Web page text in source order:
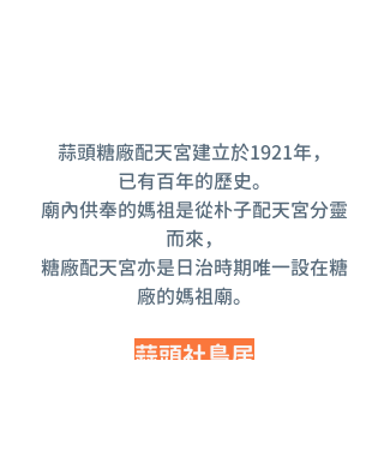
蒜頭糖廠配天宮建立於1921年，
已有百年的歷史。
廟內供奉的媽祖是從朴子配天宮分靈
而來，
糖廠配天宮亦是日治時期唯一設在糖
廠的媽祖廟。
蒜頭社鳥居